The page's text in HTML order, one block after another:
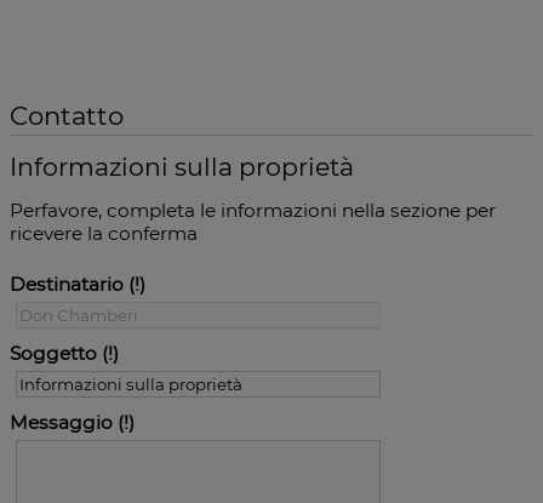
Contatto
Informazioni sulla proprietà
Perfavore, completa le informazioni nella sezione per
ricevere la conferma
Destinatario
Soggetto
Messaggio